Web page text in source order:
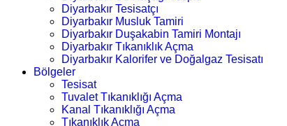
Diyarbakır Tesisatçı
Diyarbakır Musluk Tamiri
Diyarbakır Duşakabin Tamiri Montajı
Diyarbakır Tıkanıklık Açma
Diyarbakır Kalorifer ve Doğalgaz Tesisatı
Bölgeler
Tesisat
Tuvalet Tıkanıklığı Açma
Kanal Tıkanıklığı Açma
Tıkanıklık Açma